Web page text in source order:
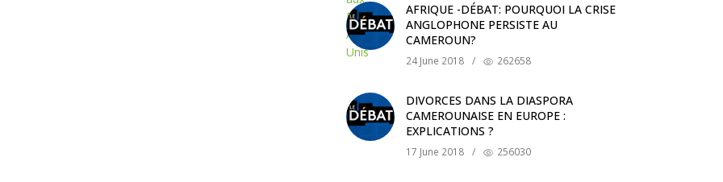
AFRIQUE -DÉBAT: POURQUOI LA CRISE
ANGLOPHONE PERSISTE AU
CAMEROUN?
24 June 2018 / 262658
DIVORCES DANS LA DIASPORA
CAMEROUNAISE EN EUROPE :
EXPLICATIONS ?
17 June 2018 / 256030